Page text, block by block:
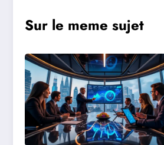
Sur le meme sujet